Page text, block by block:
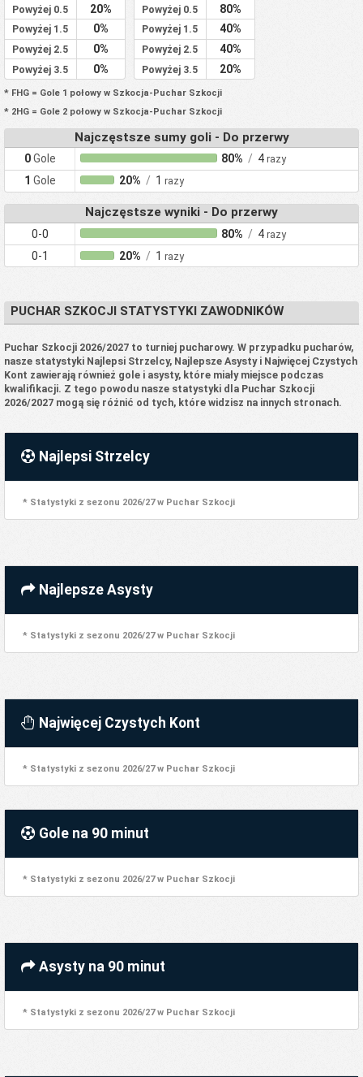
Powyżej 0.5 20%
Powyżej 1.5 0%
Powyżej 2.5 0%
Powyżej 3.5 0%
Powyżej 0.5 80%
Powyżej 1.5 40%
Powyżej 2.5 40%
Powyżej 3.5 20%
* FHG = Gole 1 połowy w Szkocja-Puchar Szkocji
* 2HG = Gole 2 połowy w Szkocja-Puchar Szkocji
Najczęstsze sumy goli - Do przerwy
0Gole 80% / 4razy
1 Gole 20% / 1 razy
Najczęstsze wyniki - Do przerwy
0-0 80% / 4razy
0-1 20% / 1 razy
PUCHAR SZKOCJI STATYSTYKI ZAWODNIKÓW
Puchar Szkocji 2026/2027 to turniej pucharowy. W przypadku pucharów,
nasze statystyki Najlepsi Strzelcy, Najlepsze Asysty i Najwięcej Czystych
Kont zawierają również gole i asysty, które miały miejsce podczas
kwalifikacji. Z tego powodu nasze statystyki dla Puchar Szkocji
2026/2027 mogą się różnić od tych, które widzisz na innych stronach.
Najlepsi Strzelcy
* Statystyki z sezonu 2026/27 w Puchar Szkocji
Najlepsze Asysty
* Statystyki z sezonu 2026/27 w Puchar Szkocji
Najwięcej Czystych Kont
* Statystyki z sezonu 2026/27 w Puchar Szkocji
Gole na 90 minut
* Statystyki z sezonu 2026/27 w Puchar Szkocji
Asysty na 90 minut
* Statystyki z sezonu 2026/27 w Puchar Szkocji